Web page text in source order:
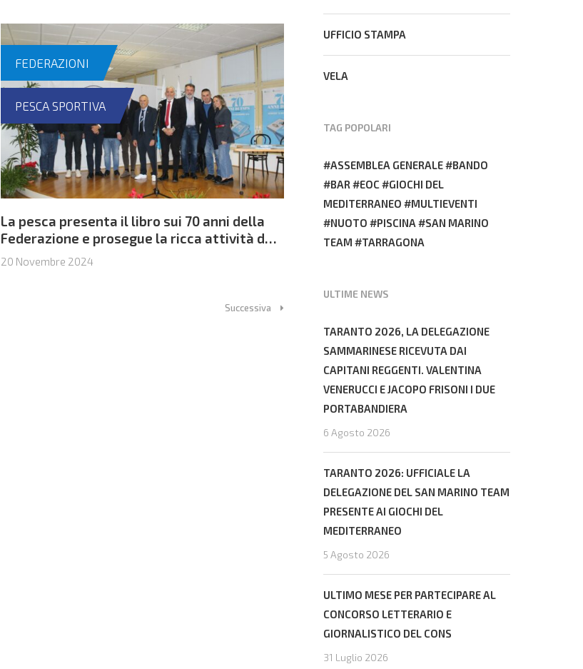
FEDERAZIONI
PESCA SPORTIVA
La pesca presenta il libro sui 70 anni della
Federazione e prosegue la ricca attività dei
campionati
20 Novembre 2024
Successiva
UFFICIO STAMPA
VELA
TAG POPOLARI
ASSEMBLEA GENERALE
BANDO
BAR
EOC
GIOCHI DEL
MEDITERRANEO
MULTIEVENTI
NUOTO
PISCINA
SAN MARINO
TEAM
TARRAGONA
ULTIME NEWS
TARANTO 2026, LA DELEGAZIONE
SAMMARINESE RICEVUTA DAI
CAPITANI REGGENTI. VALENTINA
VENERUCCI E JACOPO FRISONI I DUE
PORTABANDIERA
6 Agosto 2026
TARANTO 2026: UFFICIALE LA
DELEGAZIONE DEL SAN MARINO TEAM
PRESENTE AI GIOCHI DEL
MEDITERRANEO
5 Agosto 2026
ULTIMO MESE PER PARTECIPARE AL
CONCORSO LETTERARIO E
GIORNALISTICO DEL CONS
31 Luglio 2026